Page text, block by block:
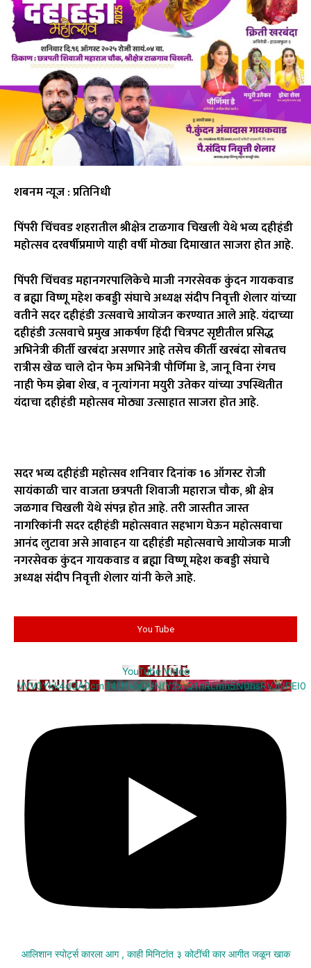
शबनम न्यूज : प्रतिनिधी
पिंपरी चिंचवड शहरातील श्रीक्षेत्र टाळगाव चिखली येथे भव्य दहीहंडी
महोत्सव दरवर्षीप्रमाणे याही वर्षी मोठ्या दिमाखात साजरा होत आहे.
पिंपरी चिंचवड महानगरपालिकेचे माजी नगरसेवक कुंदन गायकवाड
व ब्रह्मा विष्णू महेश कबड्डी संघाचे अध्यक्ष संदीप निवृत्ती शेलार यांच्या
वतीने सदर दहीहंडी उत्सवाचे आयोजन करण्यात आले आहे. यंदाच्या
दहीहंडी उत्सवाचे प्रमुख आकर्षण हिंदी चित्रपट सृष्टीतील प्रसिद्ध
अभिनेत्री कीर्ती खरबंदा असणार आहे तसेच कीर्ती खरबंदा सोबतच
रात्रीस खेळ चाले दोन फेम अभिनेत्री पौर्णिमा डे, जानू विना रंगच
नाही फेम झेबा शेख, व नृत्यांगना मयुरी उतेकर यांच्या उपस्थितीत
यंदाचा दहीहंडी महोत्सव मोठ्या उत्साहात साजरा होत आहे.
सदर भव्य दहीहंडी महोत्सव शनिवार दिनांक 16 ऑगस्ट रोजी
सायंकाळी चार वाजता छत्रपती शिवाजी महाराज चौक, श्री क्षेत्र
जळगाव चिखली येथे संपन्न होत आहे. तरी जास्तीत जास्त
नागरिकांनी सदर दहीहंडी महोत्सवात सहभाग घेऊन महोत्सवाचा
आनंद लुटावा असे आवाहन या दहीहंडी महोत्सवाचे आयोजक माजी
नगरसेवक कुंदन गायकवाड व ब्रह्मा विष्णू महेश कबड्डी संघाचे
अध्यक्ष संदीप निवृत्ती शेलार यांनी केले आहे.
You Tube
YouTube Video
VVV0Ykk4d3A0cm94U1VaQUNfY2xrQ1hRLmh5N0hsRVJNREI0
आलिशान स्पोर्ट्स कारला आग , काही मिनिटांत ३ कोटींची कार आगीत जळून खाक